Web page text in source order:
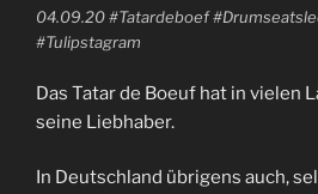
04.09.20 #Tatardeboef
#Tulipstagram
Das Tatar de Boeuf hat in vielen
seine Liebhaber.
In Deutschland übrigens auch,